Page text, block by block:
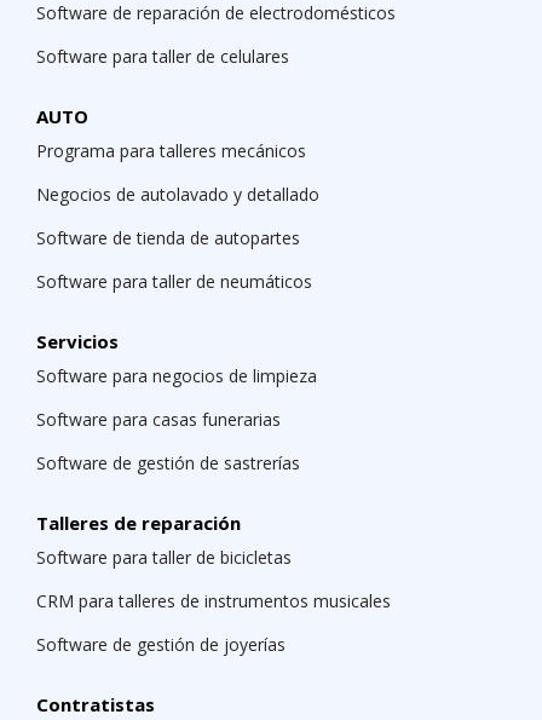
Software de reparación de electrodomésticos
Software para taller de celulares
AUTO
Programa para talleres mecánicos
Negocios de autolavado y detallado
Software de tienda de autopartes
Software para taller de neumáticos
Servicios
Software para negocios de limpieza
Software para casas funerarias
Software de gestión de sastrerías
Talleres de reparación
Software para taller de bicicletas
CRM para talleres de instrumentos musicales
Software de gestión de joyerías
Contratistas